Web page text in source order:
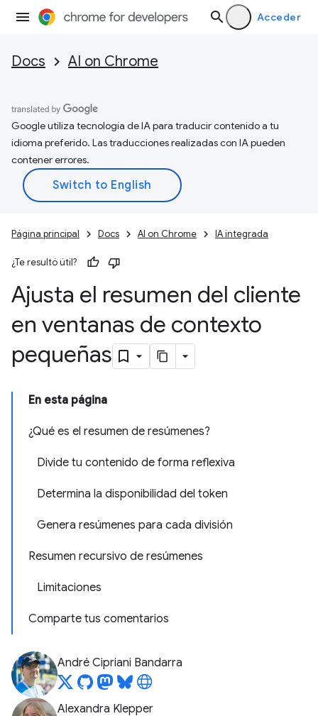
Acceder
Docs AI on Chrome
Google utiliza tecnología de IA para traducir contenido a tu
idioma preferido. Las traducciones realizadas con IA pueden
contener errores.
Página principal Docs AI on Chrome IA integrada
¿Te resultó útil?
Ajusta el resumen del cliente
en ventanas de contexto
pequeñas
En esta página
¿Qué es el resumen de resúmenes?
Divide tu contenido de forma reflexiva
Determina la disponibilidad del token
Genera resúmenes para cada división
Resumen recursivo de resúmenes
Limitaciones
Comparte tus comentarios
André Cipriani Bandarra
Alexandra Klepper